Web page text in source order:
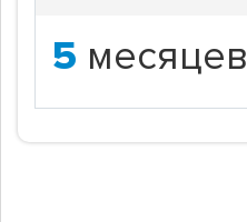
5 месяцев